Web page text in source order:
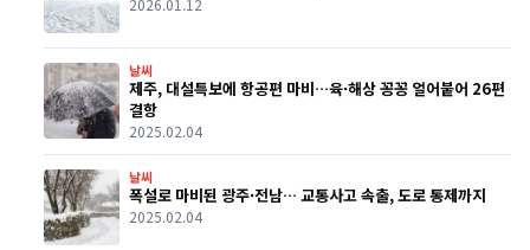
2026.01.12
날씨
제주, 대설특보에 항공편 마비…육·해상 꽁꽁 얼어붙어 26편
결항
2025.02.04
날씨
폭설로 마비된 광주·전남… 교통사고 속출, 도로 통제까지
2025.02.04